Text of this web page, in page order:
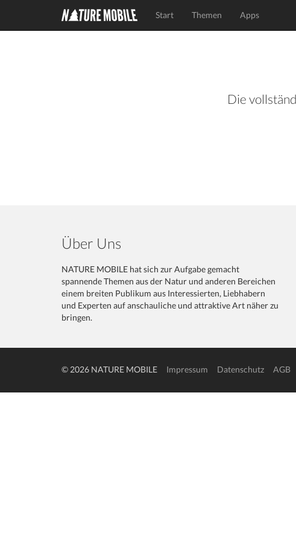
Start Themen Apps
Die
Über Uns
NATURE MOBILE hat sich zur Aufgabe gemacht
spannende Themen aus der Natur und anderen Bereichen
einem breiten Publikum aus Interessierten, Liebhabern
und Experten auf anschauliche und attraktive Art näher zu
bringen.
© 2026 NATURE MOBILE Impressum Datenschutz AGB